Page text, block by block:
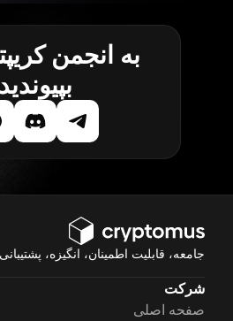
به انجمن
بپیوندید
جامعه، قابلیت اطمینان، انگیزه،
شرکت
صفحه اصلی